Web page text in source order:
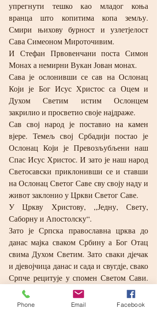
упрегнути тешко као младог коња
вранца што копитима копа земљу.
Смири њихову бурност и узлетјелост
Сава Симеоном Мироточивим.
И Стефан Првовенчани поста Симон
Монах а немирни Вукан Јован монах.
Сава је ослонивши се сав на Ослонац
Који је Бог Исус Христос са Оцем и
Духом Светим истим Ослонцем
закрилио и просветио своје најдраже.
Сав свој народ је поставио на камен
вјере. Темељ свој Србадији постао је
Ослонац Који је Превозљубљени наш
Спас Исус Христос. И зато је наш народ
Светосавски приклонивши се и ставши
на Ослонац Светог Саве сву своју наду и
живот заклонио у Цркви Светог Саве.
У Цркву Христову, ,,Једну, Свету,
Саборну и Апостолску“.
Зато је Српска православна црква до
данас мајка сваком Србину а Бог Отац
свима Духом Светим. Зато сваки дјечак
и дјевојчица данас и сада и свугдје, свако
Српче рецитује у спомен Светом Сави.
Љубећи га, тог великог Свеца који је био
Свет још као дјечак.
Phone Email Facebook